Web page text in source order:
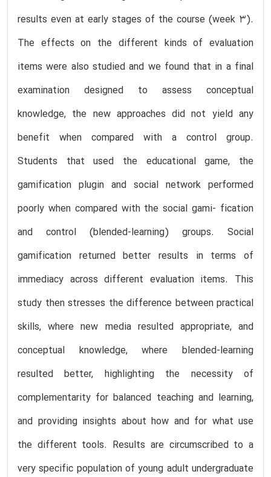
results even at early stages of the course (week 3).
The effects on the different kinds of evaluation
items were also studied and we found that in a final
examination designed to assess conceptual
knowledge, the new approaches did not yield any
benefit when compared with a control group.
Students that used the educational game, the
gamification plugin and social network performed
poorly when compared with the social gami- fication
and control (blended-learning) groups. Social
gamification returned better results in terms of
immediacy across different evaluation items. This
study then stresses the difference between practical
skills, where new media resulted appropriate, and
conceptual knowledge, where blended-learning
resulted better, highlighting the necessity of
complementarity for balanced teaching and learning,
and providing insights about how and for what use
the different tools. Results are circumscribed to a
very specific population of young adult undergraduate